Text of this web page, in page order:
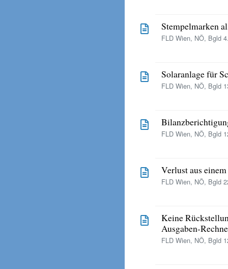
Stempelmarken
FLD Wien, NÖ, Bgld
Solaranlage für
FLD Wien, NÖ, Bgld
FLD Wien, NÖ, Bgld
Verlust aus
FLD Wien, NÖ, Bgld
Keine
Ausgaben-
FLD Wien, NÖ, Bgld